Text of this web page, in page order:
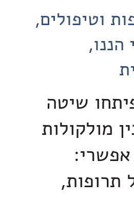
וטיפולים
הננו
שיטה
מולקולות
אפשרי:
תרופות,